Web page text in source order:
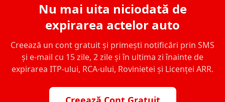
Nu mai uita niciodată de
expirarea actelor auto
Creează un cont gratuit și primești notificări prin SMS
și e-mail cu 15 zile, 2 zile și în ultima zi înainte de
expirarea ITP-ului, RCA-ului, Rovinietei și Licenței ARR.